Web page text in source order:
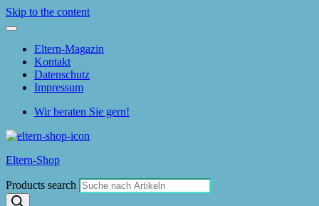
Skip to the content
Eltern-Magazin
Kontakt
Datenschutz
Impressum
Wir beraten Sie gern!
Eltern-Shop
Products search